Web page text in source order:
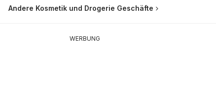
Andere Kosmetik und Drogerie Geschäfte
WERBUNG